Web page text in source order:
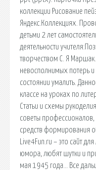
коллекции Рисование
Яндекс.Коллекциях.
детьми 2 лет
деятельности
творчеством С. Я
невосполнимых потерь
состоянии умалить.
классе на уроках по
Статьи и схемы
советы
средств формирования
Live4Fun.ru – это сайт
юмора, любят шутки и
мая 1945 года… Все